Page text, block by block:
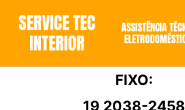
conteúdo
FIXO:
19 2038-2458